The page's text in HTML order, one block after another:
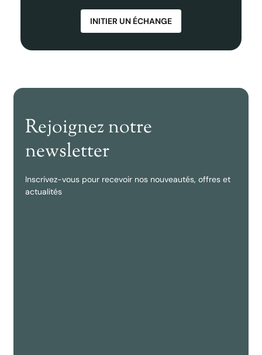
INITIER UN ÉCHANGE
Rejoignez notre
newsletter
Inscrivez-vous pour recevoir nos nouveautés, offres et
actualités